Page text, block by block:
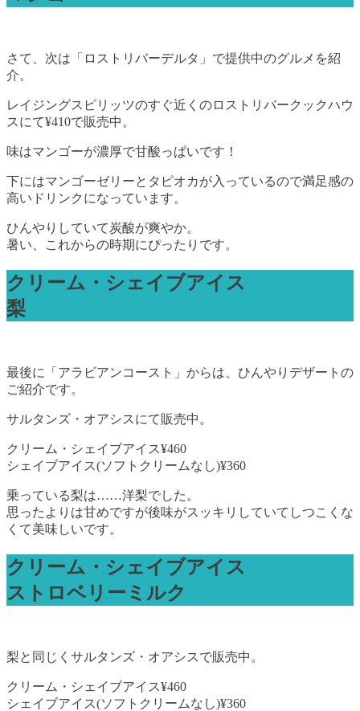
さて、次は「ロストリバーデルタ」で提供中のグルメを紹
介。
レイジングスピリッツのすぐ近くのロストリバークックハウ
スにて¥410で販売中。
味はマンゴーが濃厚で甘酸っぱいです！
下にはマンゴーゼリーとタピオカが入っているので満足感の
高いドリンクになっています。
ひんやりしていて炭酸が爽やか。
暑い、これからの時期にぴったりです。
クリーム・シェイブアイス
梨
最後に「アラビアンコースト」からは、ひんやりデザートの
ご紹介です。
サルタンズ・オアシスにて販売中。
クリーム・シェイブアイス¥460
シェイブアイス(ソフトクリームなし)¥360
乗っている梨は……洋梨でした。
思ったよりは甘めですが後味がスッキリしていてしつこくな
くて美味しいです。
クリーム・シェイブアイス
ストロベリーミルク
梨と同じくサルタンズ・オアシスで販売中。
クリーム・シェイブアイス¥460
シェイブアイス(ソフトクリームなし)¥360